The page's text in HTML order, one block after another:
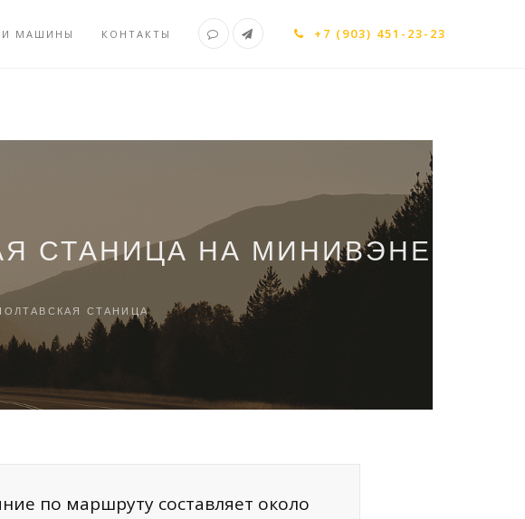
МАШИНЫ КОНТАКТЫ +7 (903) 451-23-23
СТАНИЦА НА МИНИВЭНЕ
СТАНИЦА
по маршруту составляет около